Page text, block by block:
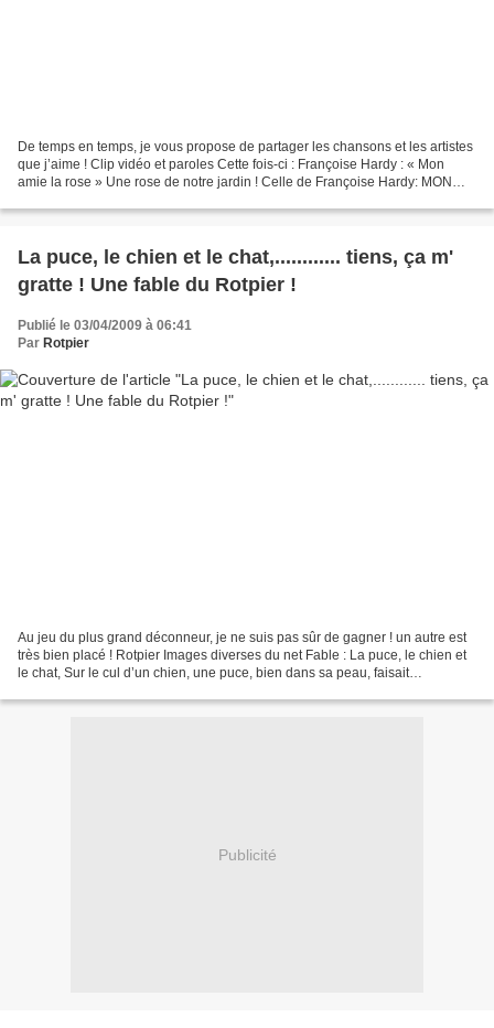
De temps en temps, je vous propose de partager les chansons et les artistes
que j’aime ! Clip vidéo et paroles Cette fois-ci : Françoise Hardy : « Mon
amie la rose » Une rose de notre jardin ! Celle de Françoise Hardy: MON
La puce, le chien et le chat,............ tiens, ça m'
gratte ! Une fable du Rotpier !
Publié le 03/04/2009 à 06:41
Par Rotpier
Au jeu du plus grand déconneur, je ne suis pas sûr de gagner ! un autre est
très bien placé ! Rotpier Images diverses du net Fable : La puce, le chien et
le chat, Sur le cul d’un chien, une puce, bien dans sa peau, faisait
Publicité